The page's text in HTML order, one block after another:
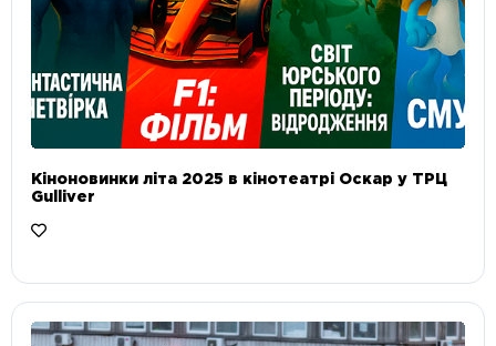
Кіноновинки літа 2025 в кінотеатрі Оскар у ТРЦ
Gulliver